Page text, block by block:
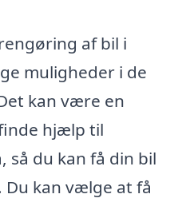
af bil i
muligheder i de
kan være en
hjælp til
du kan få din bil
kan vælge at få